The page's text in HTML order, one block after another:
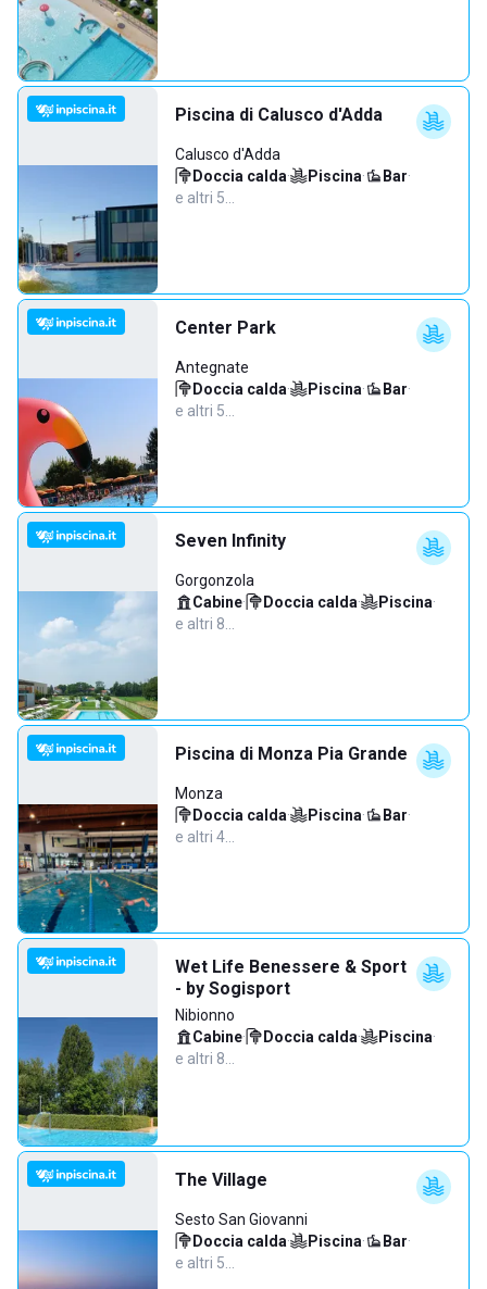
Piscina di Calusco d'Adda
Calusco d'Adda
Doccia calda· Piscina· Bar·
e altri 5…
Center Park
Antegnate
Doccia calda· Piscina· Bar·
e altri 5…
Seven Infinity
Gorgonzola
Cabine· Doccia calda· Piscina·
e altri 8…
Piscina di Monza Pia Grande
Monza
Doccia calda· Piscina· Bar·
e altri 4…
Wet Life Benessere & Sport
- by Sogisport
Nibionno
Cabine· Doccia calda· Piscina·
e altri 8…
The Village
Sesto San Giovanni
Doccia calda· Piscina· Bar·
e altri 5…